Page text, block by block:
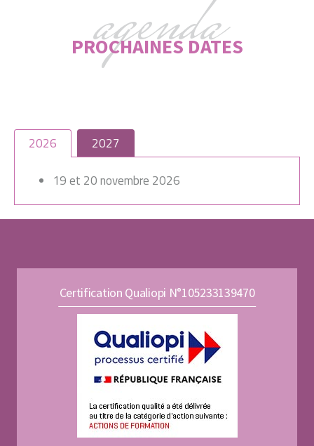
agenda
PROCHAINES DATES
2026 2027
19 et 20 novembre 2026
Certification Qualiopi N°105233139470